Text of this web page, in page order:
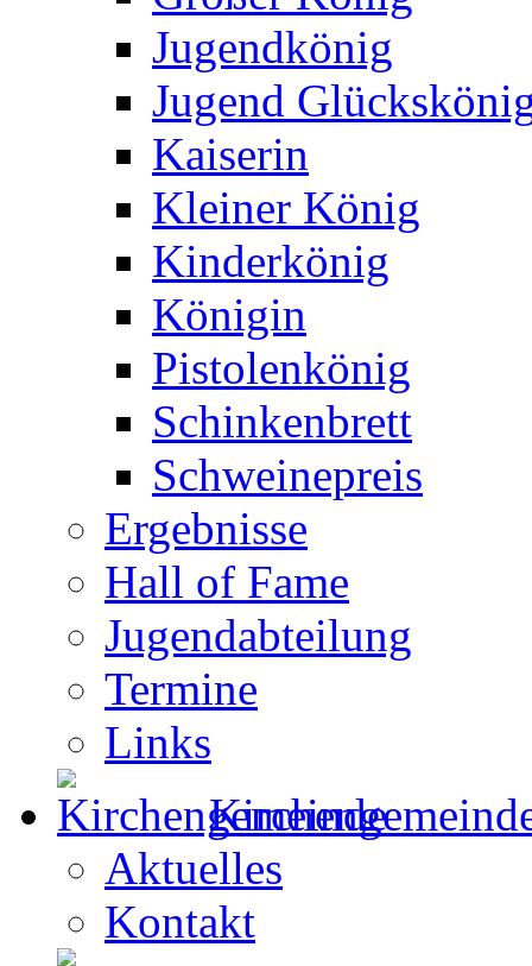
Jugendkönig
Jugend
Kaiserin
Kleiner König
Kinderkönig
Königin
Pistolenkönig
Schinkenbrett
Schweinepreis
Ergebnisse
Hall of Fame
Jugendabteilung
Termine
Links
Aktuelles
Kontakt